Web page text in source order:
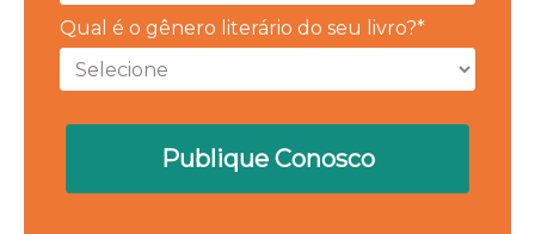
Qual é o gênero literário do seu livro?*
Publique Conosco